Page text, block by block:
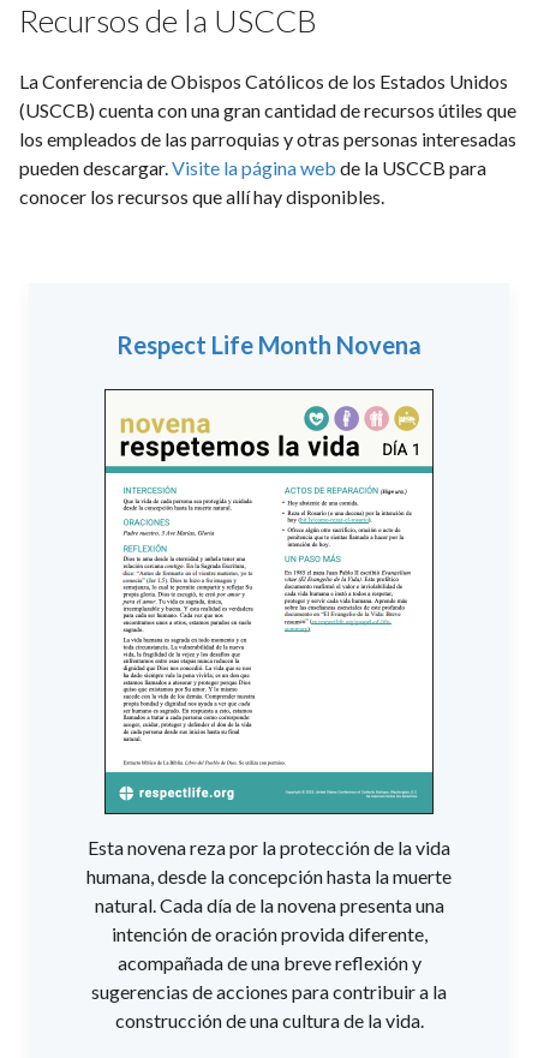
Recursos de la USCCB
La Conferencia de Obispos Católicos de los Estados Unidos
(USCCB) cuenta con una gran cantidad de recursos útiles que
los empleados de las parroquias y otras personas interesadas
pueden descargar.Visite la página web de la USCCB para
conocer los recursos que allí hay disponibles.
Respect Life Month Novena
Esta novena reza por la protección de la vida
humana, desde la concepción hasta la muerte
natural. Cada día de la novena presenta una
intención de oración provida diferente,
acompañada de una breve reflexión y
sugerencias de acciones para contribuir a la
construcción de una cultura de la vida.